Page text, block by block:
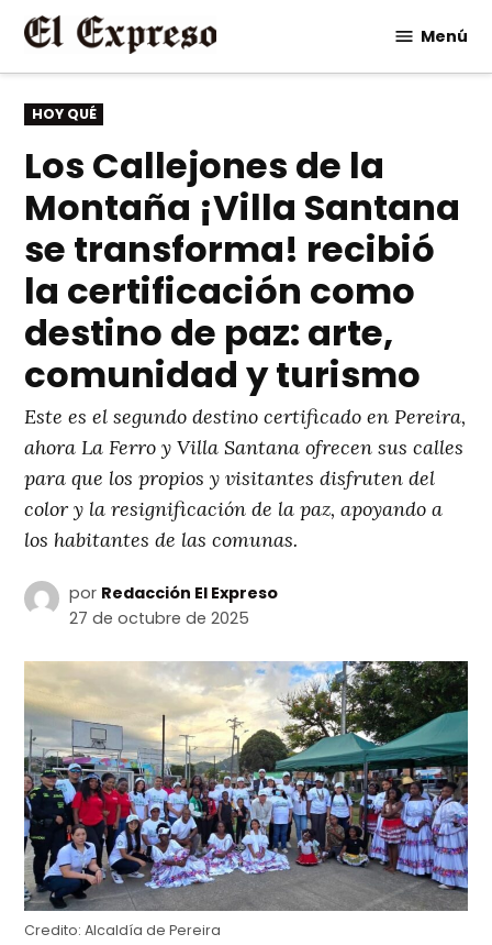
Saltar
contenido
Menú
PUBLICADO
EN
HOY QUÉ
Los Callejones de la
Montaña ¡Villa Santana
se transforma! recibió
la certificación como
destino de paz: arte,
comunidad y turismo
Este es el segundo destino certificado en Pereira,
ahora La Ferro y Villa Santana ofrecen sus calles
para que los propios y visitantes disfruten del
color y la resignificación de la paz, apoyando a
los habitantes de las comunas.
por Redacción El Expreso
27 de octubre de 2025
Credito: Alcaldía de Pereira